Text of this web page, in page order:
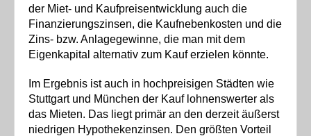
der Miet- und Kaufpreisentwicklung auch die
Finanzierungszinsen, die Kaufnebenkosten und die
Zins- bzw. Anlagegewinne, die man mit dem
Eigenkapital alternativ zum Kauf erzielen könnte.
Im Ergebnis ist auch in hochpreisigen Städten wie
Stuttgart und München der Kauf lohnenswerter als
das Mieten. Das liegt primär an den derzeit äußerst
niedrigen Hypothekenzinsen. Den größten Vorteil